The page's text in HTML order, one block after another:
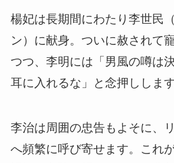
楊妃は長期間にわたり李世民
ン）に献身。ついに赦されて
つつ、李明には「男風の噂は
耳に入れるな」と念押しします
李治は周囲の忠告もよそに、
へ頻繁に呼び寄せます。これ